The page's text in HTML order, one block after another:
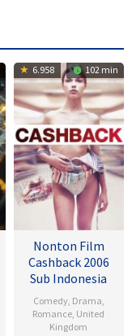
6.958 102 min
Nonton Film
Cashback 2006
Sub Indonesia
Comedy, Drama,
Romance, United
Kingdom